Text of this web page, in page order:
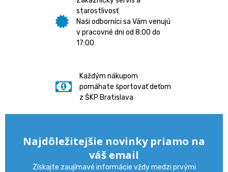
starostlivosť
Naši odborníci sa Vám venujú
v pracovné dni od 8:00 do
17:00
Každým nákupom
pomáhate športovať deťom
z ŠKP Bratislava
Najdôležitejšie novinky priamo na
váš email
Získajte zaujímavé informácie vždy medzi prvými